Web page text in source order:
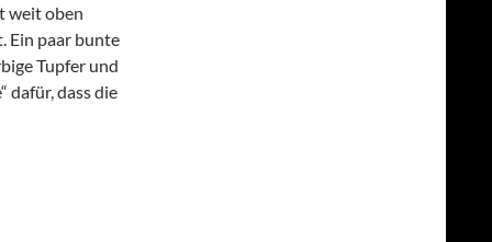
weit oben
Ein paar bunte
Tupfer und
dafür, dass die